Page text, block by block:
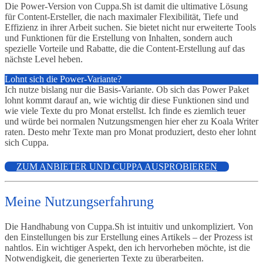
Die Power-Version von Cuppa.Sh ist damit die ultimative Lösung
für Content-Ersteller, die nach maximaler Flexibilität, Tiefe und
Effizienz in ihrer Arbeit suchen. Sie bietet nicht nur erweiterte Tools
und Funktionen für die Erstellung von Inhalten, sondern auch
spezielle Vorteile und Rabatte, die die Content-Erstellung auf das
nächste Level heben.
Lohnt sich die Power-Variante?
Ich nutze bislang nur die Basis-Variante. Ob sich das Power Paket
lohnt kommt darauf an, wie wichtig dir diese Funktionen sind und
wie viele Texte du pro Monat erstellst. Ich finde es ziemlich teuer
und würde bei normalen Nutzungsmengen hier eher zu Koala Writer
raten. Desto mehr Texte man pro Monat produziert, desto eher lohnt
sich Cuppa.
ZUM ANBIETER UND CUPPA AUSPROBIEREN
Meine Nutzungserfahrung
Die Handhabung von Cuppa.Sh ist intuitiv und unkompliziert. Von
den Einstellungen bis zur Erstellung eines Artikels – der Prozess ist
nahtlos. Ein wichtiger Aspekt, den ich hervorheben möchte, ist die
Notwendigkeit, die generierten Texte zu überarbeiten.